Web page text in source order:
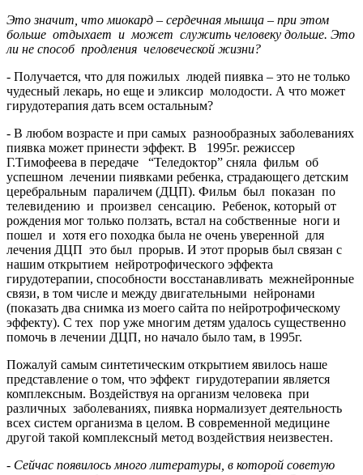
Это значит, что миокард – сердечная мышца – при этом
больше отдыхает и может служить человеку дольше. Это
ли не способ продления человеческой жизни?
- Получается, что для пожилых людей пиявка – это не только
чудесный лекарь, но еще и эликсир молодости. А что может
гирудотерапия дать всем остальным?
- В любом возрасте и при самых разнообразных заболеваниях
пиявка может принести эффект. В 1995г. режиссер
Г.Тимофеева в передаче “Теледоктор” сняла фильм об
успешном лечении пиявками ребенка, страдающего детским
церебральным параличем (ДЦП). Фильм был показан по
телевидению и произвел сенсацию. Ребенок, который от
рождения мог только ползать, встал на собственные ноги и
пошел и хотя его походка была не очень уверенной для
лечения ДЦП это был прорыв. И этот прорыв был связан с
нашим открытием нейротрофического эффекта
гирудотерапии, способности восстанавливать межнейронные
связи, в том числе и между двигательными нейронами
(показать два снимка из моего сайта по нейротрофическому
эффекту). С тех пор уже многим детям удалось существенно
помочь в лечении ДЦП, но начало было там, в 1995г.
Пожалуй самым синтетическим открытием явилось наше
представление о том, что эффект гирудотерапии является
комплексным. Воздействуя на организм человека при
различных заболеваниях, пиявка нормализует деятельность
всех систем организма в целом. В современной медицине
другой такой комплексный метод воздействия неизвестен.
- Сейчас появилось много литературы, в которой советую